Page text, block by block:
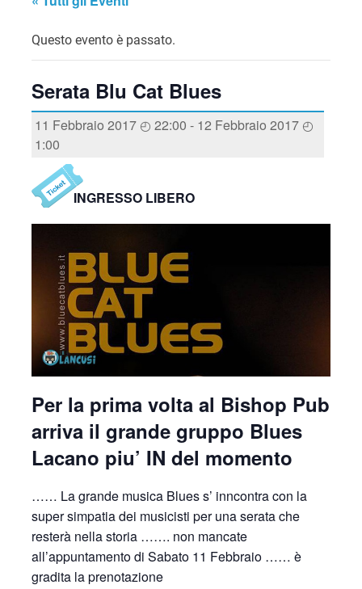
Questo evento è passato.
Serata Blu Cat Blues
11 Febbraio 2017 ◴ 22:00 - 12 Febbraio 2017 ◴
1:00
INGRESSO LIBERO
Per la prima volta al Bishop Pub
arriva il grande gruppo Blues
Lacano piu’ IN del momento
…… La grande musica Blues s’ inncontra con la
super simpatia dei musicisti per una serata che
resterà nella storia ……. non mancate
all’appuntamento di Sabato 11 Febbraio …… è
gradita la prenotazione